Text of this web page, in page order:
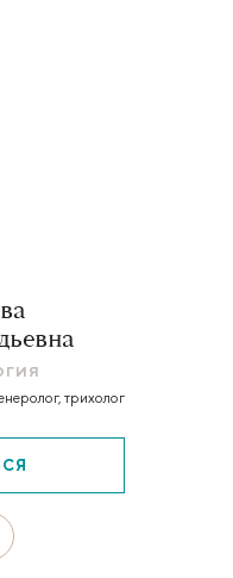
трихолог